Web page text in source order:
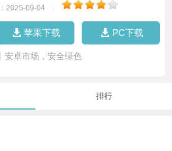
2025-09-04
苹果下载 PC下载
安卓市场，安全绿色
排行